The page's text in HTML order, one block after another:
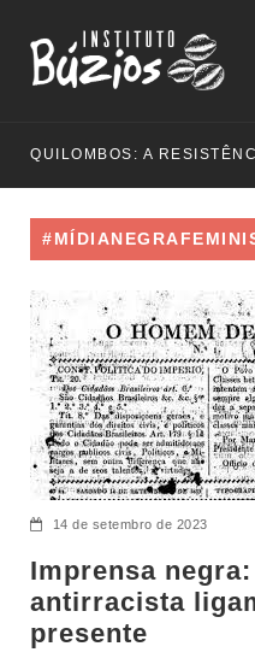
QUILOMBOS: A
14 de setembro de 2023
Imprensa
antirracista
presente